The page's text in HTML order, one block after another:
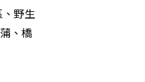
、野生
、橋